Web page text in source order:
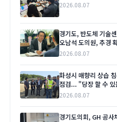
2026.08.07
경기도, 반도체 기술
오남석 도의원, 추경
2026.08.07
화성시 매향리 상습
점검... "당장 할 수
2026.08.07
경기도의회, GH 공